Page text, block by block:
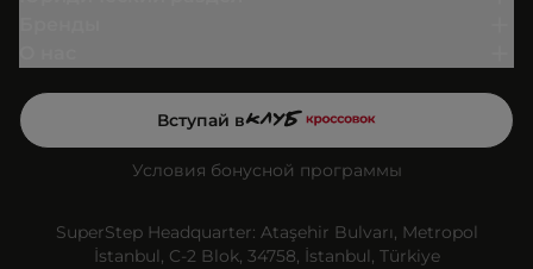
Вступай в
Условия бонусной программы
SuperStep Headquarter: Ataşehir Bulvarı, Metropol
İstanbul, C-2 Blok, 34758, İstanbul, Türkiye